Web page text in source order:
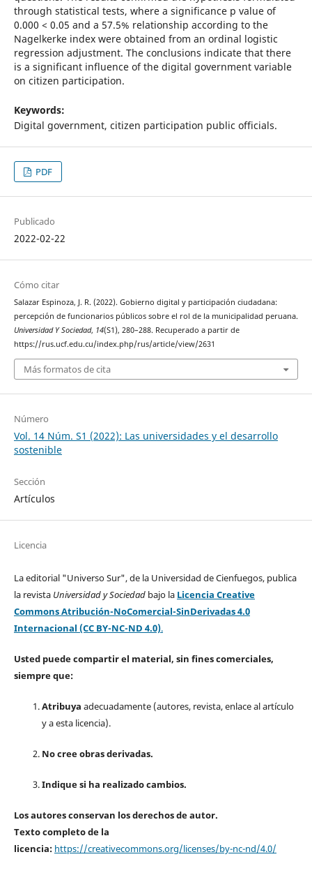
through statistical tests, where a significance p value of
0.000 < 0.05 and a 57.5% relationship according to the
Nagelkerke index were obtained from an ordinal logistic
regression adjustment. The conclusions indicate that there
is a significant influence of the digital government variable
on citizen participation.
Keywords:
Digital government, citizen participation public officials.
PDF
Publicado
2022-02-22
Cómo citar
Salazar Espinoza, J. R. (2022). Gobierno digital y participación ciudadana:
percepción de funcionarios públicos sobre el rol de la municipalidad peruana.
Universidad Y Sociedad, 14(S1), 280–288. Recuperado a partir de
https://rus.ucf.edu.cu/index.php/rus/article/view/2631
Más formatos de cita
Número
Vol. 14 Núm. S1 (2022): Las universidades y el desarrollo
sostenible
Sección
Artículos
Licencia
La editorial "Universo Sur", de la Universidad de Cienfuegos, publica
la revista Universidad y Sociedad bajo la Licencia Creative
Commons Atribución-NoComercial-SinDerivadas 4.0
Internacional (CC BY-NC-ND 4.0).
Usted puede compartir el material, sin fines comerciales,
siempre que:
Atribuya adecuadamente (autores, revista, enlace al artículo
y a esta licencia).
No cree obras derivadas.
Indique si ha realizado cambios.
Los autores conservan los derechos de autor.
Texto completo de la
licencia: https://creativecommons.org/licenses/by-nc-nd/4.0/